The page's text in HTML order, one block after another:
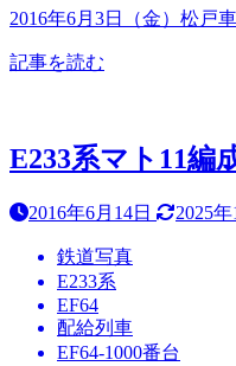
2016年6月3日（金）松戸
記事を読む
E233系マト11編
2016年6月14日 2025年
鉄道写真
E233系
EF64
配給列車
EF64-1000番台